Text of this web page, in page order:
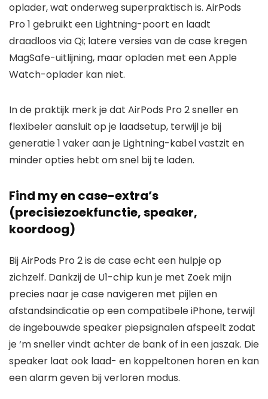
oplader, wat onderweg superpraktisch is. AirPods
Pro 1 gebruikt een Lightning-poort en laadt
draadloos via Qi; latere versies van de case kregen
MagSafe-uitlijning, maar opladen met een Apple
Watch-oplader kan niet.
In de praktijk merk je dat AirPods Pro 2 sneller en
flexibeler aansluit op je laadsetup, terwijl je bij
generatie 1 vaker aan je Lightning-kabel vastzit en
minder opties hebt om snel bij te laden.
Find my en case-extra’s
(precisiezoekfunctie, speaker,
koordoog)
Bij AirPods Pro 2 is de case echt een hulpje op
zichzelf. Dankzij de U1-chip kun je met Zoek mijn
precies naar je case navigeren met pijlen en
afstandsindicatie op een compatibele iPhone, terwijl
de ingebouwde speaker piepsignalen afspeelt zodat
je ‘m sneller vindt achter de bank of in een jaszak. Die
speaker laat ook laad- en koppeltonen horen en kan
een alarm geven bij verloren modus.